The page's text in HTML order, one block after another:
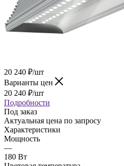
20 240 ₽/шт
Варианты цен
20 240 ₽/шт
Подробности
Под заказ
Актуальная цена по запросу
Характеристики
Мощность
—
180 Вт